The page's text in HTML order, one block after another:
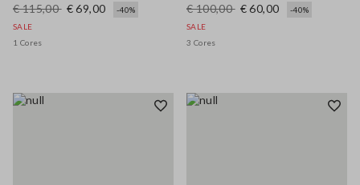
€ 115,00 € 69,00
-40%
SALE
1 Cores
€ 100,00 € 60,00
-40%
SALE
3 Cores